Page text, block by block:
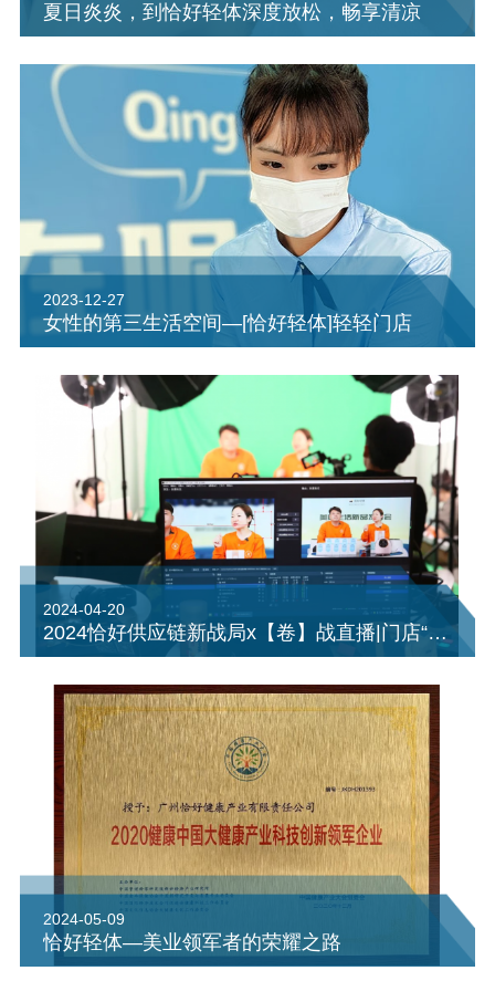
夏日炎炎，到恰好轻体深度放松，畅享清凉
2023-12-27
女性的第三生活空间—[恰好轻体]轻轻门店
2024-04-20
2024恰好供应链新战局x【卷】战直播|门店“触电”新生
2024-05-09
恰好轻体—美业领军者的荣耀之路